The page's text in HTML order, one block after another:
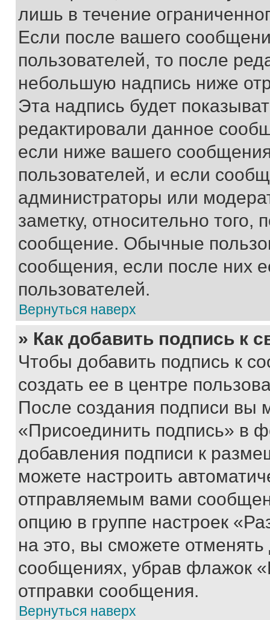
лишь в течение
Если после вашего
пользователей, то после
небольшую надпись ниже
Эта надпись будет
редактировали данное
если ниже вашего
пользователей, и если
администраторы или
заметку, относительно
сообщение. Обычные
сообщения, если после них
пользователей.
Вернуться наверх
» Как добавить подпись к
Чтобы добавить подпись к
создать ее в центре
После создания подписи вы
«Присоединить подпись» в
добавления подписи к
можете настроить
отправляемым вами
опцию в группе настроек
на это, вы сможете
сообщениях, убрав флажок
отправки сообщения.
Вернуться наверх